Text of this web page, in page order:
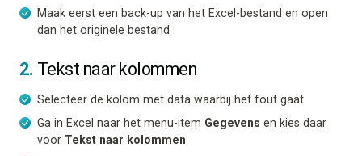
Maak eerst een back-up van het Excel-bestand en open
dan het originele bestand
2. Tekst naar kolommen
Selecteer de kolom met data waarbij het fout gaat
Ga in Excel naar het menu-item Gegevens en kies daar
voor Tekst naar kolommen